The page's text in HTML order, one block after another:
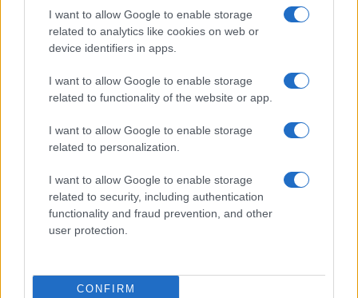
I want to allow Google to enable storage
related to analytics like cookies on web or
device identifiers in apps.
I want to allow Google to enable storage
related to functionality of the website or app.
I want to allow Google to enable storage
related to personalization.
I want to allow Google to enable storage
related to security, including authentication
functionality and fraud prevention, and other
user protection.
CONFIRM
bollettino